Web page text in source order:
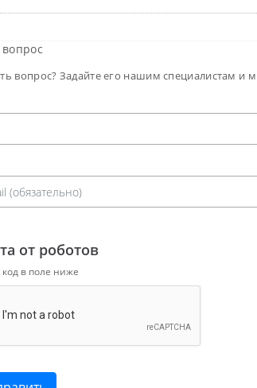
вопрос? Задайте его нашим специалистам
от роботов
в поле ниже